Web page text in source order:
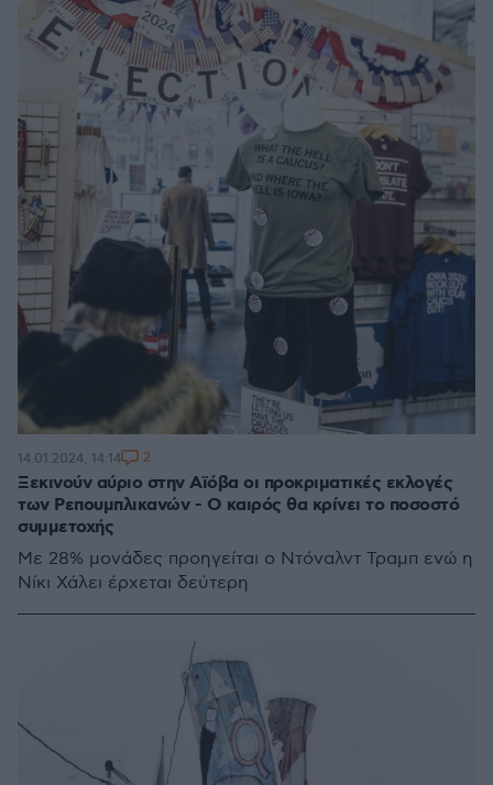
Ξεκινούν αύριο στην Αϊόβα οι προκριματικές εκλογές
των Ρεπουμπλικανών - Ο καιρός θα κρίνει το ποσοστό
συμμετοχής
Με 28% μονάδες προηγείται ο Ντόναλντ Τραμπ ενώ η
Νίκι Χάλει έρχεται δεύτερη
14.01.2024, 14:14 2